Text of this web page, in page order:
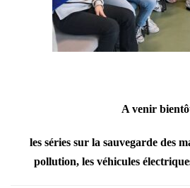
A venir
les séries sur la sauvegarde des
pollution, les véhicules